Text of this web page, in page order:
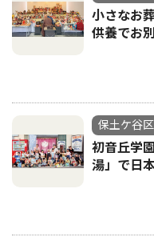
小さなお
供養でお
保土ケ谷区
初音丘学
湯」で日